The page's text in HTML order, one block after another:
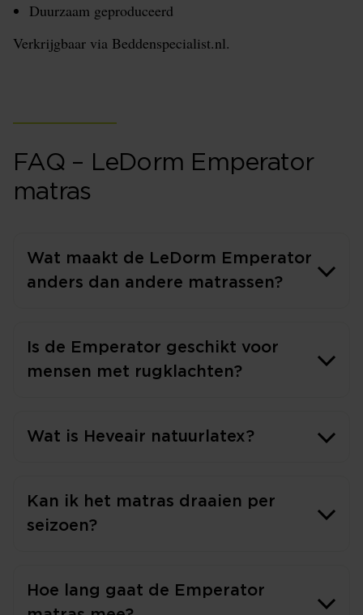
Duurzaam geproduceerd
Verkrijgbaar via Beddenspecialist.nl.
FAQ – LeDorm Emperator
matras
Wat maakt de LeDorm Emperator
anders dan andere matrassen?
Is de Emperator geschikt voor
mensen met rugklachten?
Wat is Heveair natuurlatex?
Kan ik het matras draaien per
seizoen?
Hoe lang gaat de Emperator